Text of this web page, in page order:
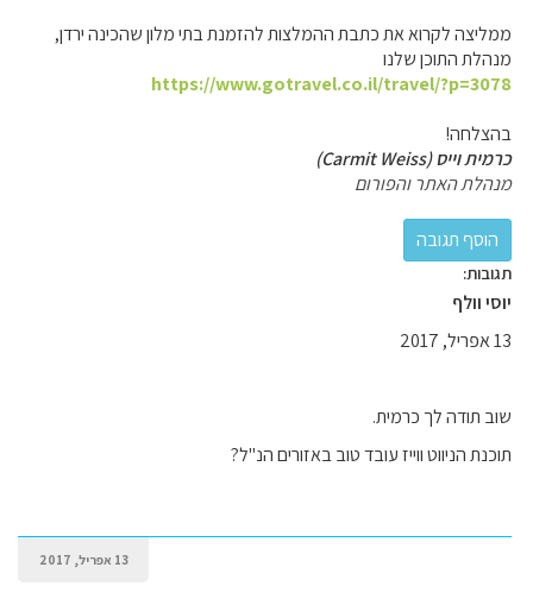
ממליצה לקרוא את כתבת ההמלצות להזמנת בתי מלון שהכינה ירדן,
מנהלת התוכן שלנו
https://www.gotravel.co.il/travel/?p=3078
בהצלחה!
כרמית וייס (Carmit Weiss)
מנהלת האתר והפורום
תגובות:
יוסי וולף
13 אפריל, 2017
שוב תודה לך כרמית.
תוכנת הניווט ווייז עובד טוב באזורים הנ"ל?
13 אפריל, 2017